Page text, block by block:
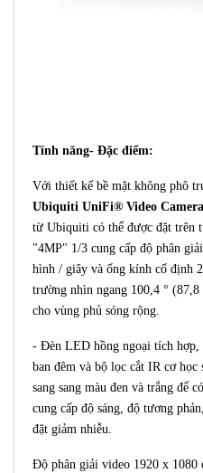
Tính năng- Đặc điểm:
Với thiết kế bề mặt không phô
Ubiquiti UniFi® Video
từ Ubiquiti có thể được đặt trên
"4MP" 1/3 cung cấp độ phân
hình / giây và ống kính cố định
trường nhìn ngang 100,4 °
cho vùng phủ sóng rộng.
- Đèn LED hồng ngoại tích hợp,
ban đêm và bộ lọc cắt IR cơ
sang sang màu đen và trắng để
cung cấp độ sáng, độ tương
đặt giảm nhiễu.
Độ phân giải video 1920 x